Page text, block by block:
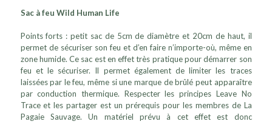
Sac à feu Wild Human Life
Points forts : petit sac de 5cm de diamètre et 20cm de haut, il
permet de sécuriser son feu et d’en faire n’importe-où, même en
zone humide. Ce sac est en effet très pratique pour démarrer son
feu et le sécuriser. Il permet également de limiter les traces
laissées par le feu, même si une marque de brûlé peut apparaître
par conduction thermique. Respecter les principes Leave No
Trace et les partager est un prérequis pour les membres de La
Pagaie Sauvage. Un matériel prévu à cet effet est donc